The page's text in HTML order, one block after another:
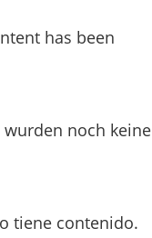
has been
noch keine
tiene contenido.